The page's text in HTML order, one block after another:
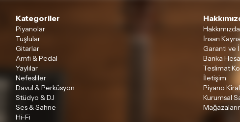
Kategoriler
Piyanolar
Tuşlular
Gitarlar
Amfi & Pedal
Yaylılar
Nefesliler
Davul & Perküsyon
Stüdyo & DJ
Ses & Sahne
Hi-Fi
Hakkımızda
İnsan
Garanti ve
Banka
Teslimat
İletişim
Piyano
Kurumsal